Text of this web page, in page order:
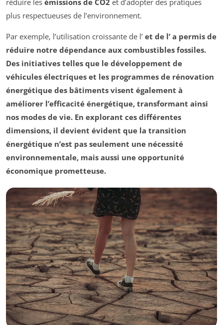
réduire les émissions de CO2 et d’adopter des pratiques
plus respectueuses de l’environnement.
Par exemple, l’utilisation croissante de l’ et de l’ a permis de
réduire notre dépendance aux combustibles fossiles.
Des initiatives telles que le développement de
véhicules électriques et les programmes de rénovation
énergétique des bâtiments visent également à
améliorer l’efficacité énergétique, transformant ainsi
nos modes de vie. En explorant ces différentes
dimensions, il devient évident que la transition
énergétique n’est pas seulement une nécessité
environnementale, mais aussi une opportunité
économique prometteuse.